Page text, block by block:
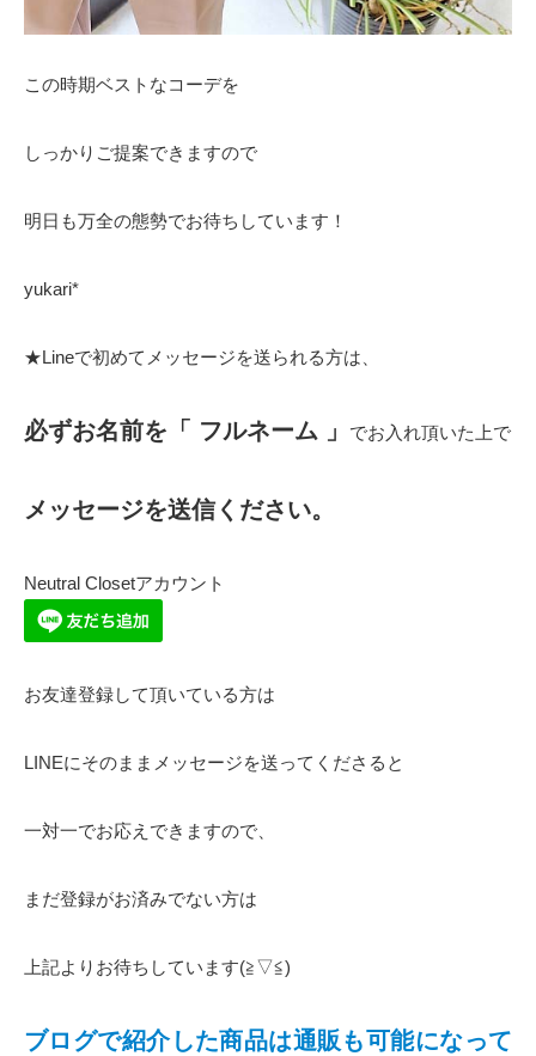
この時期ベストなコーデを
しっかりご提案できますので
明日も万全の態勢でお待ちしています！
yukari*
★Lineで初めてメッセージを送られる方は、
必ずお名前を「 フルネーム 」 でお入れ頂いた上で
メッセージを送信ください。
Neutral Closetアカウント
お友達登録して頂いている方は
LINEにそのままメッセージを送ってくださると
一対一でお応えできますので、
まだ登録がお済みでない方は
上記よりお待ちしています(≧▽≦)
ブログで紹介した商品は通販も可能になって